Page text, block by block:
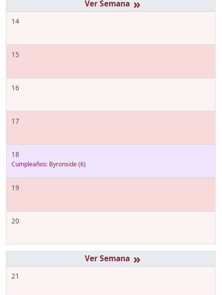
»
14
15
16
17
18
Cumpleaños: Byronside(6)
19
20
»
21